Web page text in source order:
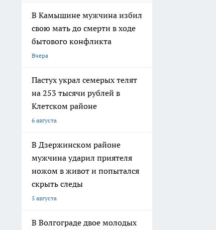
В Камышине мужчина избил
свою мать до смерти в ходе
бытового конфликта
Вчера
Пастух украл семерых телят
на 253 тысячи рублей в
Клетском районе
6 августа
В Дзержинском районе
мужчина ударил приятеля
ножом в живот и попытался
скрыть следы
5 августа
В Волгограде двое молодых